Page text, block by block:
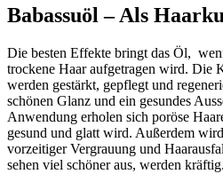
Babassuöl – Als
Die besten Effekte bringt das Öl,
trockene Haar aufgetragen wird. Die
werden gestärkt, gepflegt und
schönen Glanz und ein gesundes
Anwendung erholen sich poröse
gesund und glatt wird. Außerdem
vorzeitiger Vergrauung und
sehen viel schöner aus, werden kräftig.